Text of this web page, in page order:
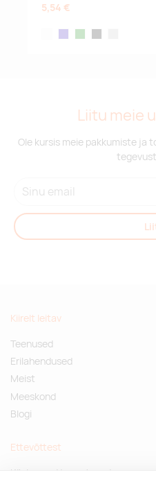
5,54 €
Liitu meie
Ole kursis meie pakkumiste ja
Kiirelt leitav
Teenused
Erilahendused
Meist
Meeskond
Blogi
Ettevõttest
Küsimused ja vastused